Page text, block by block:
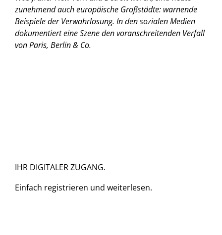
zunehmend auch europäische Großstädte: warnende
Beispiele der Verwahrlosung. In den sozialen Medien
dokumentiert eine Szene den voranschreitenden Verfall
von Paris, Berlin & Co.
IHR DIGITALER ZUGANG.
Einfach registrieren und weiterlesen.